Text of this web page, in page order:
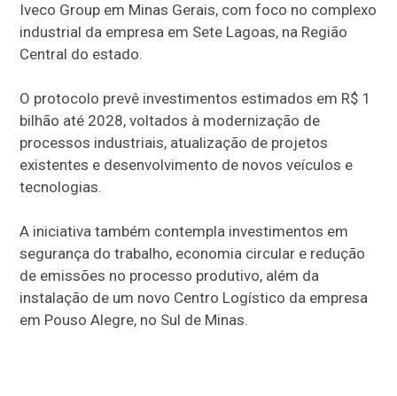
Iveco Group em Minas Gerais, com foco no complexo
industrial da empresa em Sete Lagoas, na Região
Central do estado.
O protocolo prevê investimentos estimados em R$ 1
bilhão até 2028, voltados à modernização de
processos industriais, atualização de projetos
existentes e desenvolvimento de novos veículos e
tecnologias.
A iniciativa também contempla investimentos em
segurança do trabalho, economia circular e redução
de emissões no processo produtivo, além da
instalação de um novo Centro Logístico da empresa
em Pouso Alegre, no Sul de Minas.